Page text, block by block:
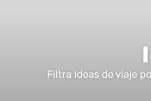
Filtra ideas de viaje